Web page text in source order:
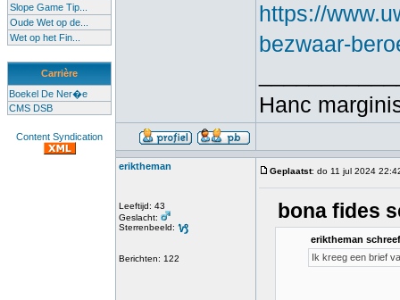
Slope Game Tip...
Oude Wet op de...
Wet op het Fin...
Carrière
Boekel De Ner�e
CMS DSB
Content Syndication
https://
bezwaar-
Hanc
eriktheman
Leeftijd: 43
Geslacht:
Sterrenbeeld:
Berichten: 122
Geplaatst: do 11 jul 2024
bona fides
eriktheman
Ik kreeg een brief